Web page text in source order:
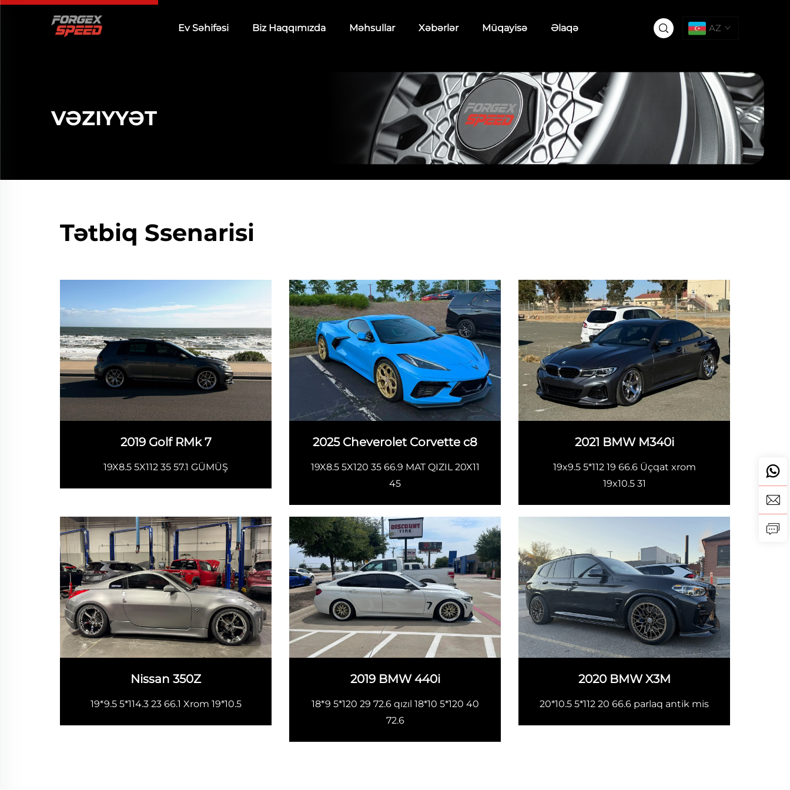
Ev Səhifəsi Biz Haqqımızda Məhsullar Xəbərlər Müqayisə Əlaqə AZ
VƏZIYYƏT
Tətbiq Ssenarisi
2019 Golf RMk 7
19X8.5 5X112 35 57.1 GÜMÜŞ
2025 Cheverolet Corvette c8
19X8.5 5X120 35 66.9 MAT QIZIL 20X11
45
2021 BMW M340i
19x9.5 5*112 19 66.6 Üçqat xrom
19x10.5 31
Nissan 350Z
19*9.5 5*114.3 23 66.1 Xrom 19*10.5
2019 BMW 440i
18*9 5*120 29 72.6 qızıl 18*10 5*120 40
72.6
2020 BMW X3M
20*10.5 5*112 20 66.6 parlaq antik mis